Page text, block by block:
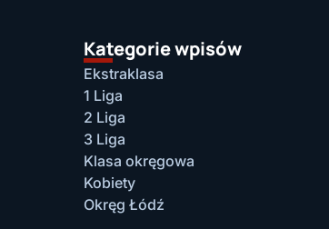
Kategorie wpisów
Ekstraklasa
1 Liga
2 Liga
3 Liga
Klasa okręgowa
Kobiety
Okręg Łódź